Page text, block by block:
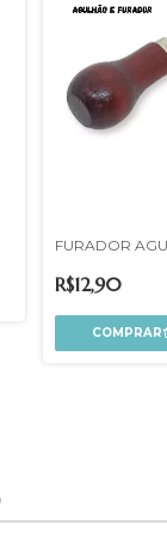
FURADOR
R$12,90